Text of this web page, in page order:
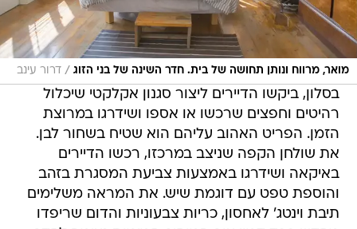
מואר, מרווח ונותן תחושה של בית. חדר השינה של בני הזוג / דרור עינב
בסלון, ביקשו הדיירים ליצור סגנון אקלקטי שיכלול
רהיטים וחפצים שרכשו או אספו ושידרגו במרוצת
הזמן. הפריט האהוב עליהם הוא שטיח בשחור לבן.
את שולחן הקפה שניצב במרכזו, רכשו הדיירים
באיקאה ושידרגו באמצעות צביעת המסגרת בזהב
והוספת טפט עם דוגמת שיש. את המראה משלימים
תיבת וינטג' לאחסון, כריות צבעוניות והדום שריפדו